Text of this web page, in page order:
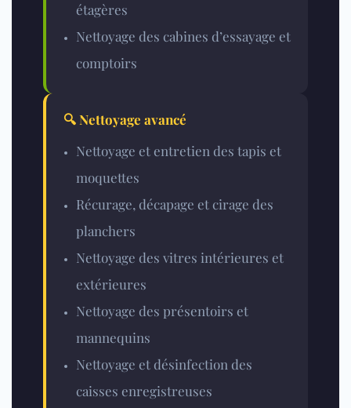
étagères
Nettoyage des cabines d’essayage et
comptoirs
🔍 Nettoyage avancé
Nettoyage et entretien des tapis et
moquettes
Récurage, décapage et cirage des
planchers
Nettoyage des vitres intérieures et
extérieures
Nettoyage des présentoirs et
mannequins
Nettoyage et désinfection des
caisses enregistreuses